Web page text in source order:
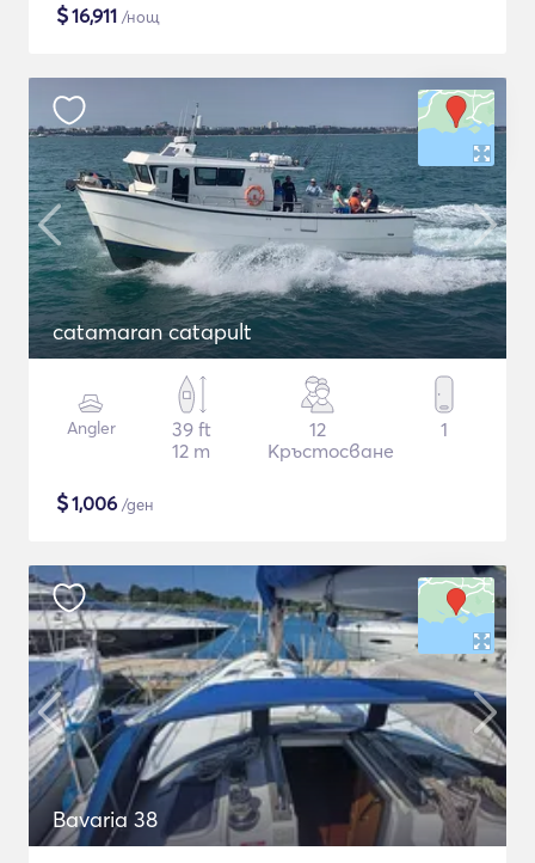
$16,911 /нощ
catamaran catapult
Angler
39 ft
12 m
12
Кръстосване
1
$1,006 /ден
Bavaria 38